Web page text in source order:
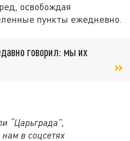
освобождая
пункты ежедневно.
говорил: мы их
“Царьграда”,
в соцсетях